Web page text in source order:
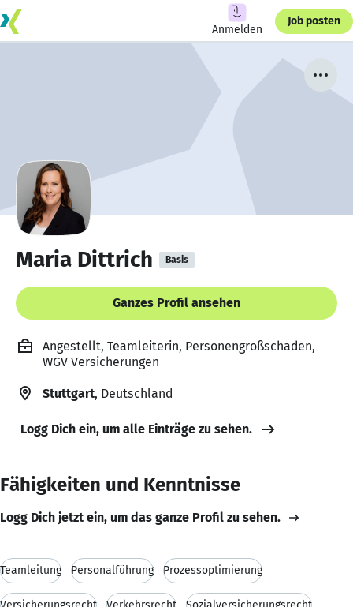
Anmelden
Job posten
Maria Dittrich Basis
Ganzes Profil ansehen
Angestellt, Teamleiterin, Personengroßschaden,
WGV Versicherungen
Stuttgart, Deutschland
Logg Dich ein, um alle Einträge zu sehen.
Fähigkeiten und Kenntnisse
Logg Dich jetzt ein, um das ganze Profil zu sehen.
Teamleitung Personalführung Prozessoptimierung